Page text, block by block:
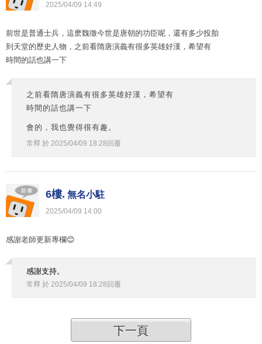
2025/04/09 14:49
前世是普通士兵，這麽魏徵今世是唐朝的功臣呢，還有多少投胎
到天堂的歷史人物，之前看隋唐演義有很多英雄好漢，希望有
時間的話也講一下
之前看隋唐演義有很多英雄好漢，希望有
時間的話也講一下
會的，我也覺得很有趣。
常釋 於 2025/04/09 18:28 回覆
6樓. 無名小駐
2025/04/09 14:00
感謝老師更新專欄😊
感謝支持。
常釋 於 2025/04/09 18:28 回覆
下一頁